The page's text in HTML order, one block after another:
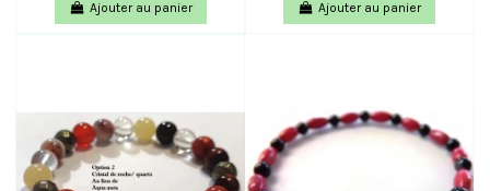
Ajouter au panier Ajouter au panier